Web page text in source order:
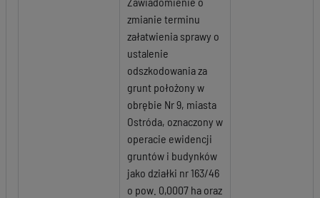
zmianie terminu
załatwienia sprawy o
ustalenie
odszkodowania za
grunt położony w
obrębie Nr 9, miasta
Ostróda, oznaczony w
operacie ewidencji
gruntów i budynków
jako działki nr 163/46
o pow. 0,0007 ha oraz